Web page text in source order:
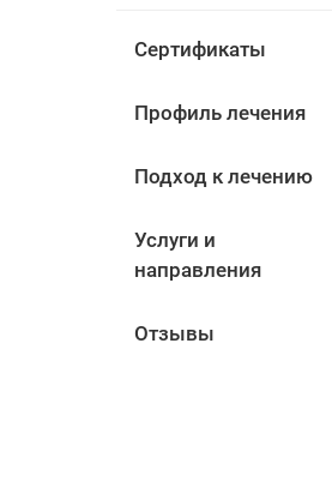
Сертификаты
Профиль лечения
Подход к лечению
Услуги и
направления
Отзывы